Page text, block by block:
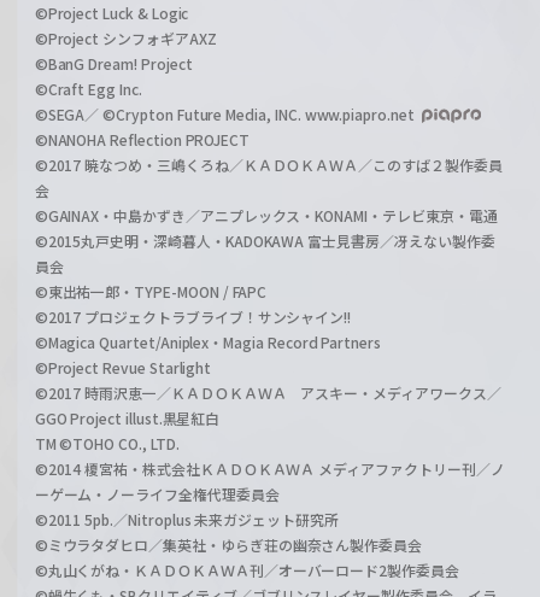
©Project Luck & Logic
©Project シンフォギアAXZ
©BanG Dream! Project
©Craft Egg Inc.
©SEGA／ ©Crypton Future Media, INC. www.piapro.net
©NANOHA Reflection PROJECT
©2017 暁なつめ・三嶋くろね／ＫＡＤＯＫＡＷＡ／このすば２製作委員
会
©GAINAX・中島かずき／アニプレックス・KONAMI・テレビ東京・電通
©2015丸戸史明・深崎暮人・KADOKAWA 富士見書房／冴えない製作委
員会
©東出祐一郎・TYPE-MOON / FAPC
©2017 プロジェクトラブライブ！サンシャイン!!
©Magica Quartet/Aniplex・Magia Record Partners
©Project Revue Starlight
©2017 時雨沢恵一／ＫＡＤＯＫＡＷＡ アスキー・メディアワークス／
GGO Project illust.黒星紅白
TM ©TOHO CO., LTD.
©2014 榎宮祐・株式会社ＫＡＤＯＫＡＷＡ メディアファクトリー刊／ノ
ーゲーム・ノーライフ全権代理委員会
©2011 5pb.／Nitroplus 未来ガジェット研究所
©ミウラタダヒロ／集英社・ゆらぎ荘の幽奈さん製作委員会
©丸山くがね・ＫＡＤＯＫＡＷＡ刊／オーバーロード2製作委員会